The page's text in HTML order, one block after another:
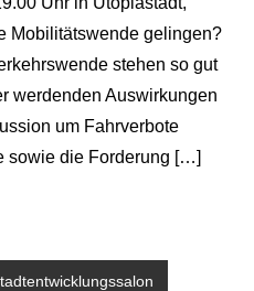
Mobilitätswende gelingen?
stehen so gut
werdenden Auswirkungen
um Fahrverbote
sowie die Forderung […]